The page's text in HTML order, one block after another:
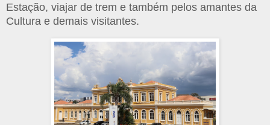
Estação, viajar de trem e também pelos amantes da
Cultura e demais visitantes.